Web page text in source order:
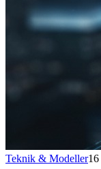
Teknik & Modeller16